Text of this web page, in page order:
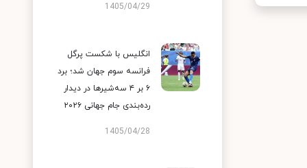
1405/04/29
انگلیس با شکست پرگل
فرانسه سوم جهان شد؛ برد
۶ بر ۴ سه‌شیرها در دیدار
رده‌بندی جام جهانی ۲۰۲۶
1405/04/28